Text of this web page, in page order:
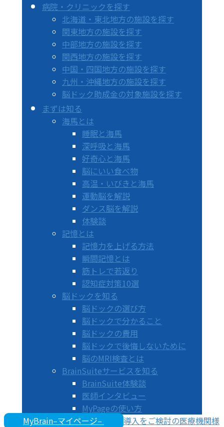
病院・クリニックを探す
北海道・東北地方の施設を探す
関東地方の施設を探す
中部地方の施設を探す
関西地方の施設を探す
中国・四国地方の施設を探す
九州・沖縄地方の施設を探す
脳ドック助成金の対象施設を探す
まずは知る
海馬とは
睡眠と海馬
深呼吸と海馬
好奇心と海馬
脳にいい食べ物
高温・いびきと海馬
運動脳を解説
ダンス脳を解説
体験談
記憶とは
記憶力を上げる方法
瞬間記憶とは
筋トレで若返り
認知症対策10選
脳ドックを知る
脳ドックの選び方
脳ドックで分かること
脳ドックの費用
脳ドックで後悔しないために
脳のMRI検査とは
BrainSuiteサービスを知る
BrainSuite体験談
医師インタビュー
MyPageの使い方
MyBrain–マイページ–
導入をご検討の医療機関様